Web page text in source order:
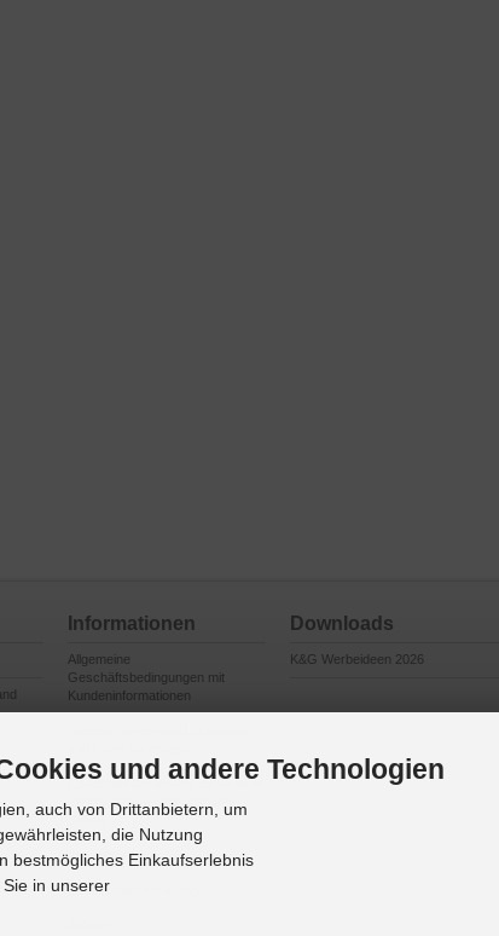
Informationen
Allgemeine
Geschäftsbedingungen mit
Kundeninformationen
Informations à l’Attention des
Impressum
Datenschutzerklärung
Downloads
K&G Werbeideen 2026
und andere Technologien
auch von Drittanbietern, um
die Nutzung
bestmögliches Einkaufserlebnis
in unserer